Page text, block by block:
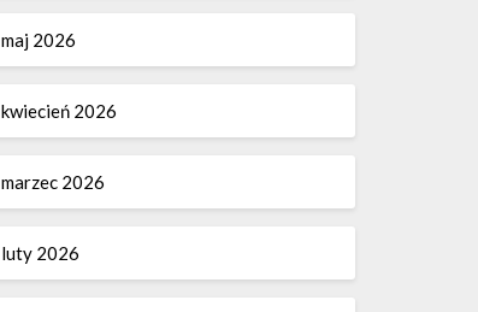
maj 2026
kwiecień 2026
marzec 2026
luty 2026